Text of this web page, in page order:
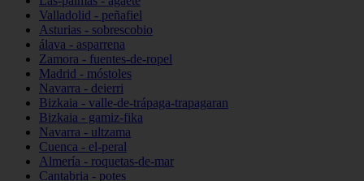
Valladolid - peñafiel
Asturias - sobrescobio
álava - asparrena
Zamora - fuentes-de-ropel
Madrid - móstoles
Navarra - deierri
Bizkaia - valle-de-trápaga-trapagaran
Bizkaia - gamiz-fika
Navarra - ultzama
Cuenca - el-peral
Almería - roquetas-de-mar
Cantabria - potes